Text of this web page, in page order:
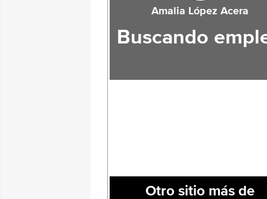
Amalia López Acera
Buscando
Otro sitio más de